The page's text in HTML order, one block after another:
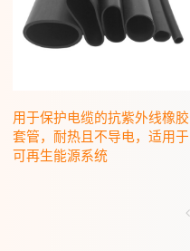
用于保护电缆的抗紫外线橡胶
套管，耐热且不导电，适用于
可再生能源系统